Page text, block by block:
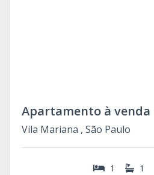
Apartamento à venda
Vila Mariana , São Paulo
1 1